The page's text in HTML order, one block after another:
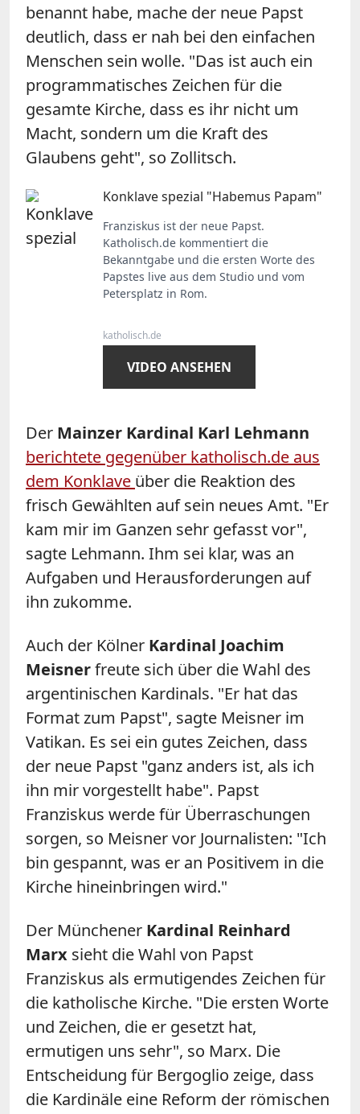
benannt habe, mache der neue Papst
deutlich, dass er nah bei den einfachen
Menschen sein wolle. "Das ist auch ein
programmatisches Zeichen für die
gesamte Kirche, dass es ihr nicht um
Macht, sondern um die Kraft des
Glaubens geht", so Zollitsch.
Konklave spezial "Habemus Papam"
Franziskus ist der neue Papst.
Katholisch.de kommentiert die
Bekanntgabe und die ersten Worte des
Papstes live aus dem Studio und vom
Petersplatz in Rom.
katholisch.de
VIDEO ANSEHEN
Der Mainzer Kardinal Karl Lehmann
berichtete gegenüber katholisch.de aus
dem Konklave über die Reaktion des
frisch Gewählten auf sein neues Amt. "Er
kam mir im Ganzen sehr gefasst vor",
sagte Lehmann. Ihm sei klar, was an
Aufgaben und Herausforderungen auf
ihn zukomme.
Auch der Kölner Kardinal Joachim
Meisnerfreute sich über die Wahl des
argentinischen Kardinals. "Er hat das
Format zum Papst", sagte Meisner im
Vatikan. Es sei ein gutes Zeichen, dass
der neue Papst "ganz anders ist, als ich
ihn mir vorgestellt habe". Papst
Franziskus werde für Überraschungen
sorgen, so Meisner vor Journalisten: "Ich
bin gespannt, was er an Positivem in die
Kirche hineinbringen wird."
Der Münchener Kardinal Reinhard
Marx sieht die Wahl von Papst
Franziskus als ermutigendes Zeichen für
die katholische Kirche. "Die ersten Worte
und Zeichen, die er gesetzt hat,
ermutigen uns sehr", so Marx. Die
Entscheidung für Bergoglio zeige, dass
die Kardinäle eine Reform der römischen